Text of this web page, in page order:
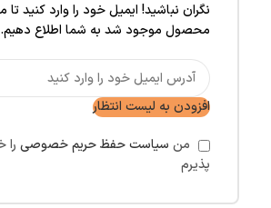
نگران نباشید! ایمیل خود را وارد کنید تا
محصول موجود شد به شما اطلاع دهیم.
افزودن به لیست انتظار
من سیاست حفظ حریم خصوصی را
پذیرم